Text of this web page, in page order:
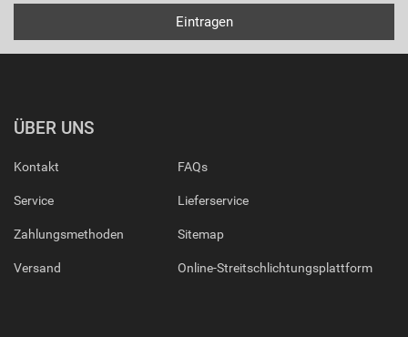
ÜBER UNS
Kontakt
Service
Zahlungsmethoden
Versand
FAQs
Lieferservice
Sitemap
Online-Streitschlichtungsplattform